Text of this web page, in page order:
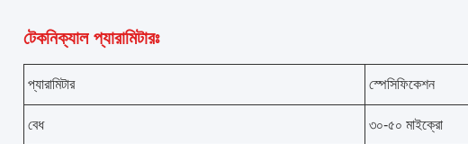
টেকনিক্যাল প্যারামিটারঃ
প্যারামিটার স্পেসিফিকেশন
বেধ ৩০-৫০ মাইক্রো